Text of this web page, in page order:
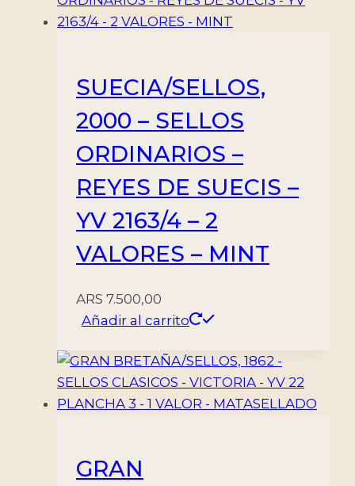
SUECIA/SELLOS,
2000 – SELLOS
ORDINARIOS –
REYES DE SUECIS –
YV 2163/4 – 2
VALORES – MINT
ARS 7.500,00
Añadir al carrito
GRAN